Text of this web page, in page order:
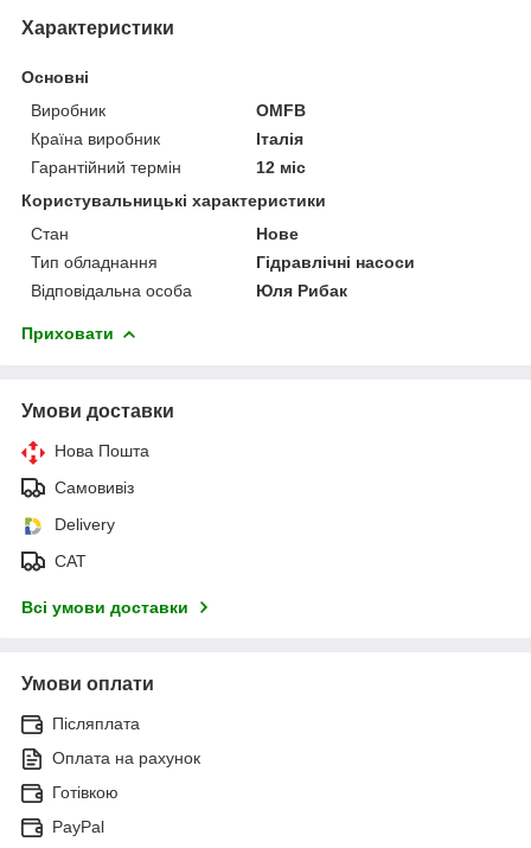
Характеристики
Основні
Виробник
OMFB
Країна виробник
Італія
Гарантійний термін
12 міс
Користувальницькі характеристики
Стан
Нове
Тип обладнання
Гідравлічні насоси
Відповідальна особа
Юля Рибак
Приховати
Умови доставки
Нова Пошта
Самовивіз
Delivery
САТ
Всі умови доставки
Умови оплати
Післяплата
Оплата на рахунок
Готівкою
PayPal